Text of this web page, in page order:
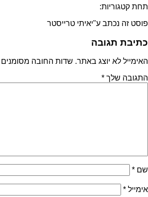
תחת קטגוריות:
פוסט זה נכתב ע"יאיתי טרייסטר
כתיבת תגובה
האימייל לא יוצג באתר. שדות החובה מסומנים
התגובה שלך *
שם *
אימייל *